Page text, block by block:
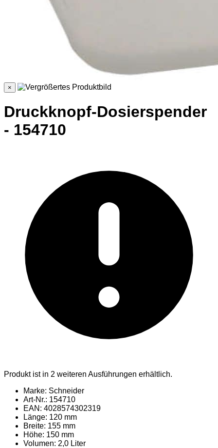
×
Druckknopf-Dosierspender
- 154710
Produkt ist in 2 weiteren Ausführungen erhältlich.
Marke: Schneider
Art-Nr.: 154710
EAN: 4028574302319
Länge: 120 mm
Breite: 155 mm
Höhe: 150 mm
Volumen: 2,0 Liter